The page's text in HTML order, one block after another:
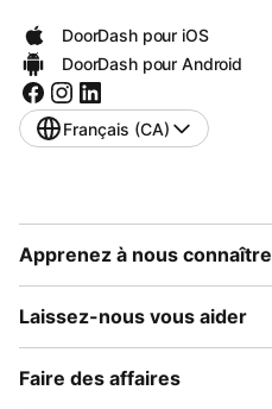
DoorDash pour iOS
DoorDash pour Android
Français (CA)
Apprenez à nous connaître
Laissez-nous vous aider
Faire des affaires